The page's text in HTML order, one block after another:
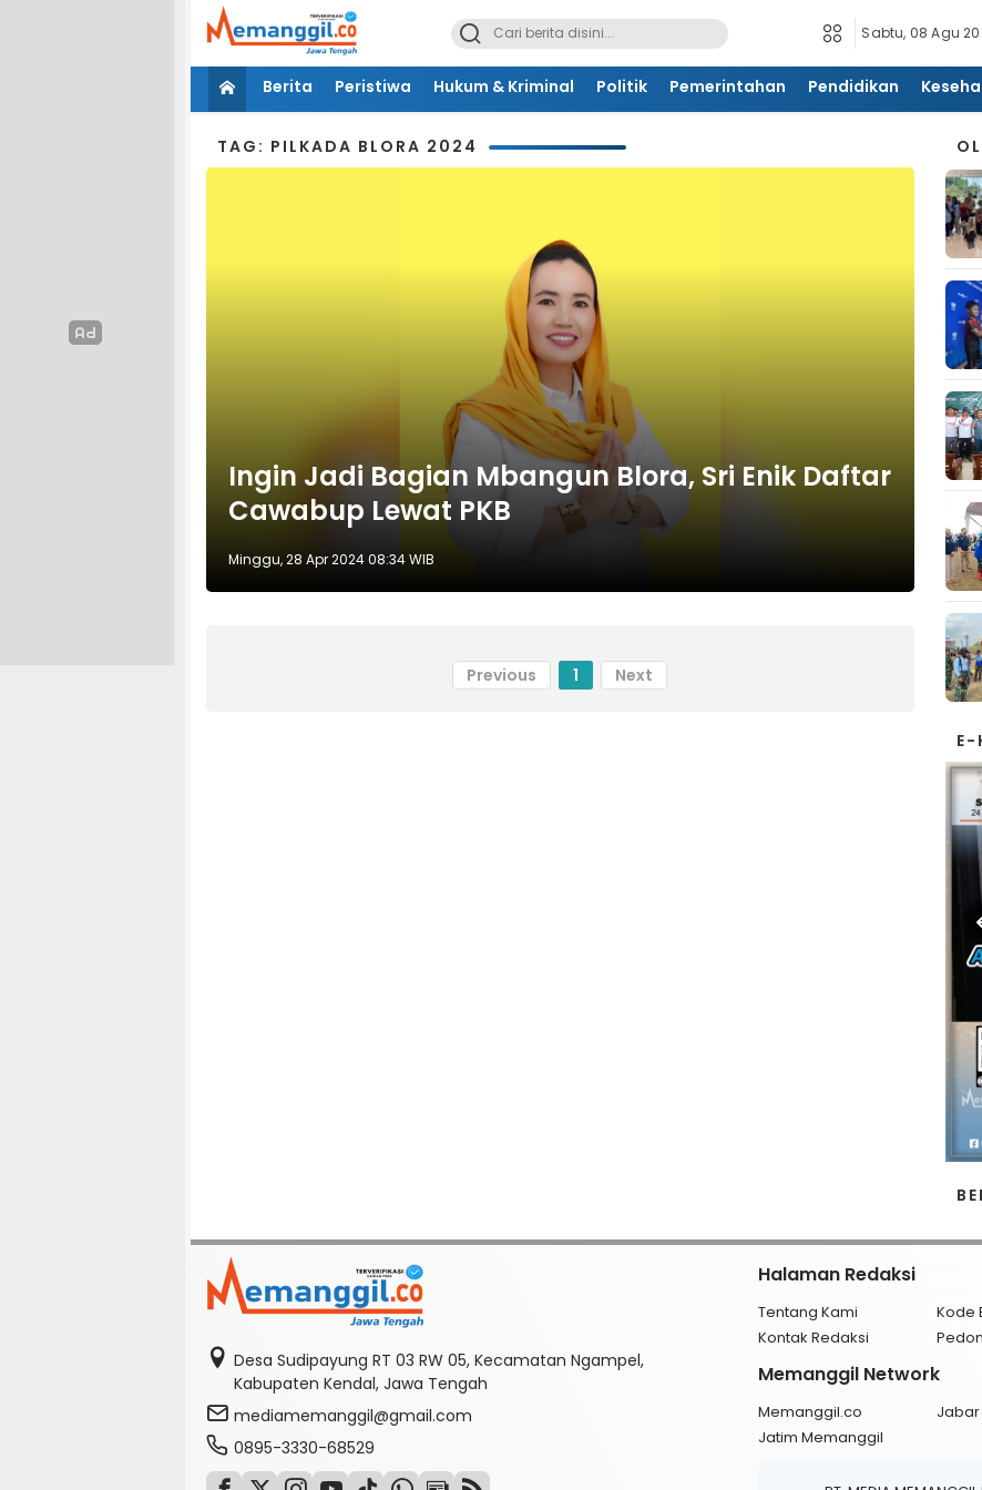
Sabtu, 08 Agu
Berita Peristiwa Hukum & Kriminal Politik Pemerintahan Pendidikan
TAG: PILKADA BLORA 2024
Ingin Jadi Bagian Mbangun Blora, Sri Enik Daftar
Cawabup Lewat PKB
Minggu, 28 Apr 2024 08:34 WIB
Previous 1 Next
E-
Desa Sudipayung RT 03 RW 05, Kecamatan Ngampel,
Kabupaten Kendal, Jawa Tengah
mediamemanggil@gmail.com
0895-3330-68529
Halaman Redaksi
Tentang Kami Kode
Kontak Redaksi
Memanggil Network
Memanggil.co
Jatim Memanggil